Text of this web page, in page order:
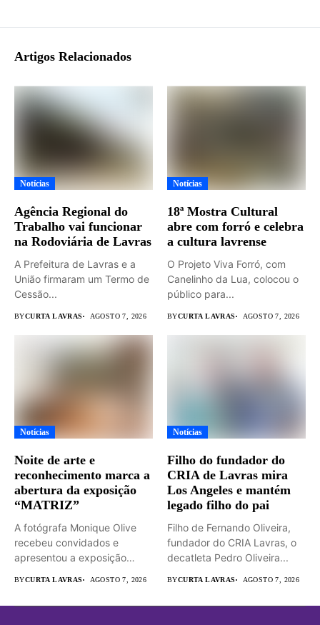
Artigos Relacionados
Notícias
Agência Regional do
Trabalho vai funcionar
na Rodoviária de Lavras
A Prefeitura de Lavras e a
União firmaram um Termo de
Cessão...
BYCURTA LAVRAS AGOSTO 7, 2026
Notícias
18ª Mostra Cultural
abre com forró e celebra
a cultura lavrense
O Projeto Viva Forró, com
Canelinho da Lua, colocou o
público para...
BYCURTA LAVRAS AGOSTO 7, 2026
Notícias
Noite de arte e
reconhecimento marca a
abertura da exposição
“MATRIZ”
A fotógrafa Monique Olive
recebeu convidados e
apresentou a exposição
BYCURTA LAVRAS AGOSTO 7, 2026
Notícias
Filho do fundador do
CRIA de Lavras mira
Los Angeles e mantém
legado filho do pai
Filho de Fernando Oliveira,
fundador do CRIA Lavras, o
decatleta Pedro Oliveira...
BYCURTA LAVRAS AGOSTO 7, 2026